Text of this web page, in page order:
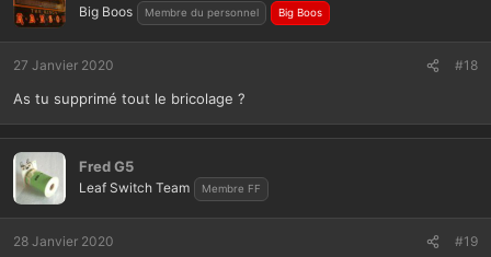
Big Boos Membre du personnel Big Boos
27 Janvier 2020 #18
As tu supprimé tout le bricolage ?
Fred G5
Leaf Switch Team Membre FF
28 Janvier 2020 #19